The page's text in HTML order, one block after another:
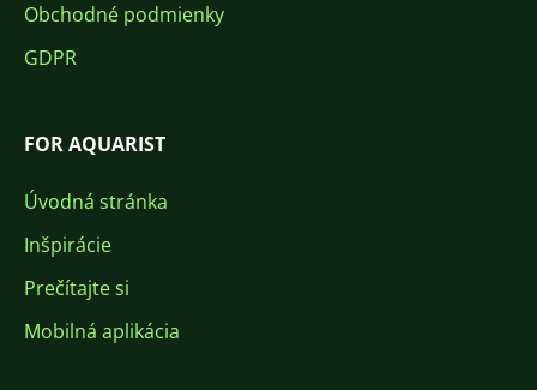
Obchodné podmienky
GDPR
FOR AQUARIST
Úvodná stránka
Inšpirácie
Prečítajte si
Mobilná aplikácia